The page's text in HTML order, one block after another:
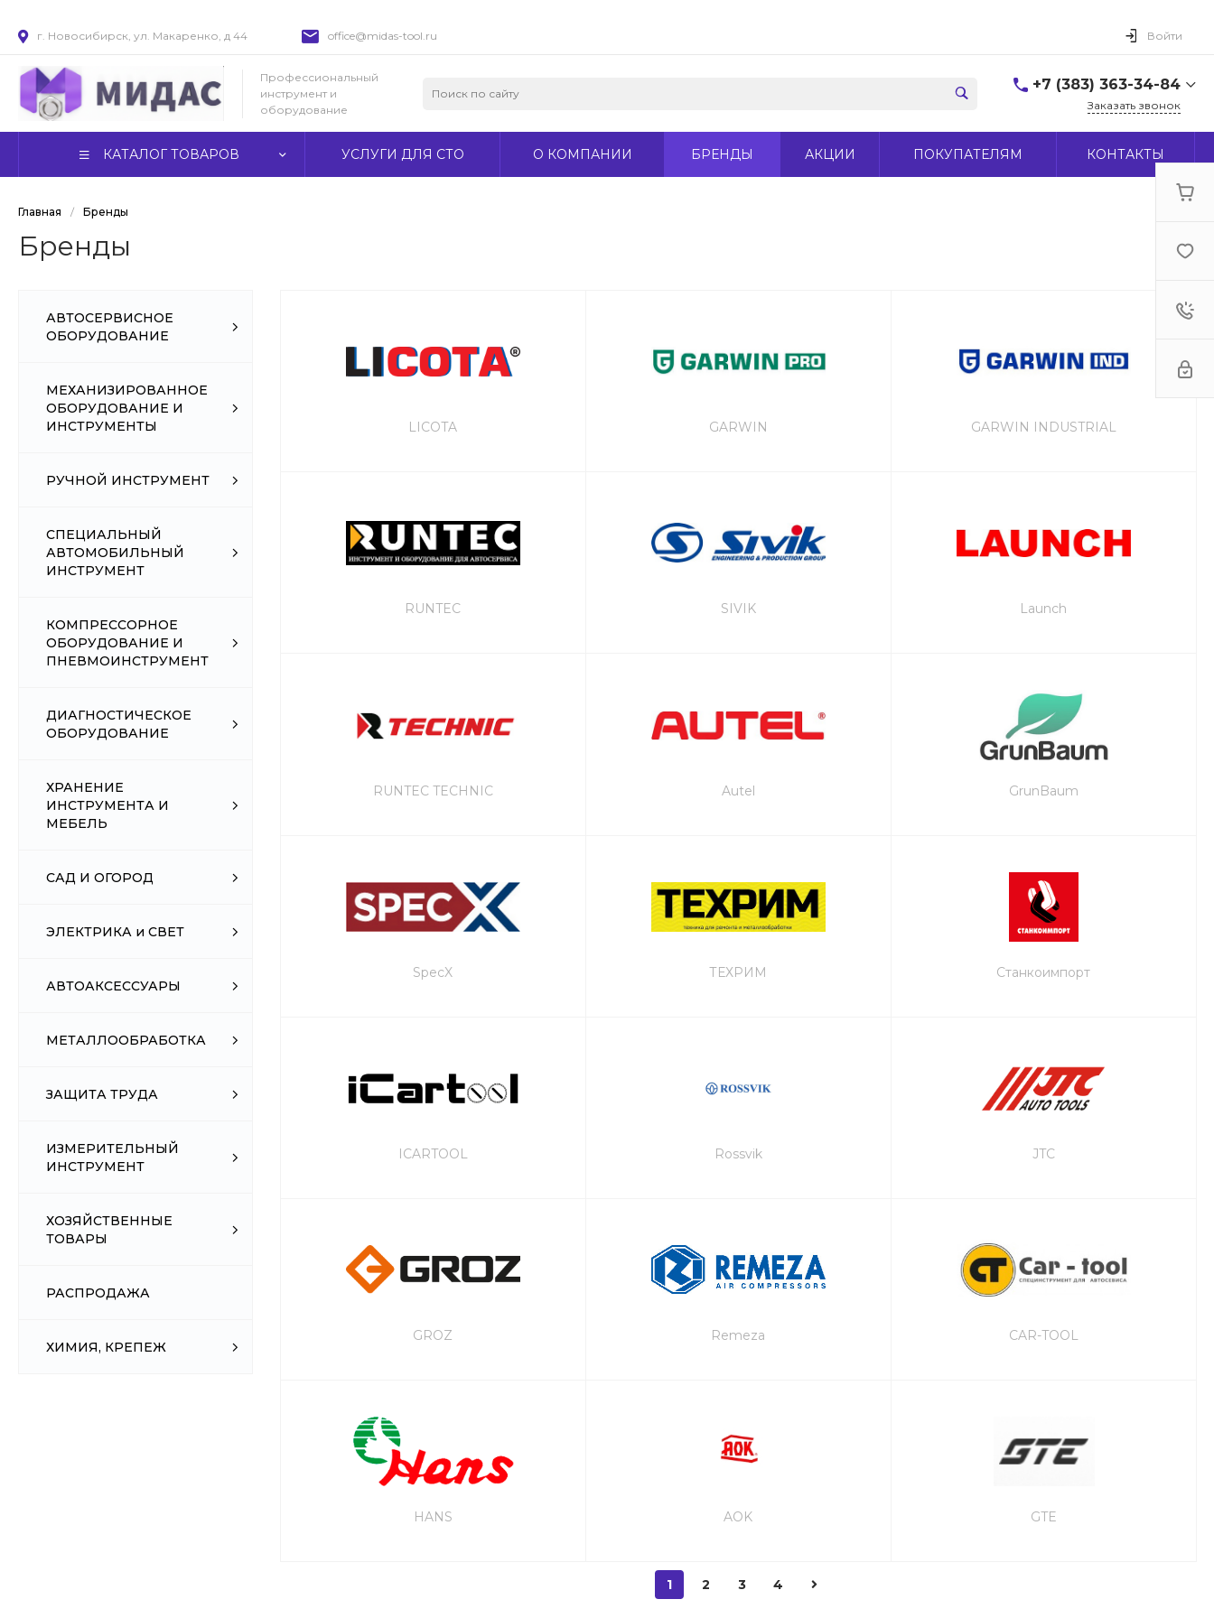
г. Новосибирск, ул. Макаренко, д 44 office@midas-tool.ru Войти
Профессиональный
инструмент и
оборудование
+7 (383) 363-34-84
г. Новосибирск, ул.
Заказать звонок
КАТАЛОГ ТОВАРОВ УСЛУГИ ДЛЯ СТО О КОМПАНИИ БРЕНДЫ АКЦИИ ПОКУПАТЕЛЯМ КОНТАКТЫ
Главная / Бренды
Бренды
АВТОСЕРВИСНОЕ
ОБОРУДОВАНИЕ
МЕХАНИЗИРОВАННОЕ
ОБОРУДОВАНИЕ И
ИНСТРУМЕНТЫ
РУЧНОЙ ИНСТРУМЕНТ
СПЕЦИАЛЬНЫЙ
АВТОМОБИЛЬНЫЙ
ИНСТРУМЕНТ
КОМПРЕССОРНОЕ
ОБОРУДОВАНИЕ И
ПНЕВМОИНСТРУМЕНТ
ДИАГНОСТИЧЕСКОЕ
ОБОРУДОВАНИЕ
ХРАНЕНИЕ
ИНСТРУМЕНТА И
МЕБЕЛЬ
САД И ОГОРОД
ЭЛЕКТРИКА и СВЕТ
АВТОАКСЕССУАРЫ
МЕТАЛЛООБРАБОТКА
ЗАЩИТА ТРУДА
ИЗМЕРИТЕЛЬНЫЙ
ИНСТРУМЕНТ
ХОЗЯЙСТВЕННЫЕ
ТОВАРЫ
РАСПРОДАЖА
ХИМИЯ, КРЕПЕЖ
LICOTA GARWIN GARWIN INDUSTRIAL
RUNTEC SIVIK Launch
RUNTEC TECHNIC Autel GrunBaum
SpecX ТЕХРИМ Станкоимпорт
ICARTOOL Rossvik JTC
GROZ Remeza CAR-TOOL
HANS AOK GTE
1 2 3 4